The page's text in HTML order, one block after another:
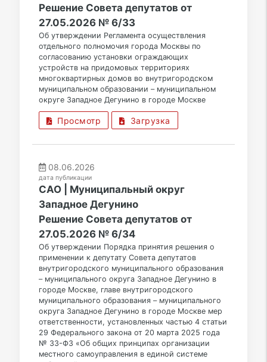
Решение Совета депутатов от
27.05.2026 № 6/33
Об утверждении Регламента осуществления
отдельного полномочия города Москвы по
согласованию установки ограждающих
устройств на придомовых территориях
многоквартирных домов во внутригородском
муниципальном образовании – муниципальном
округе Западное Дегунино в городе Москве
Просмотр Загрузка
08.06.2026
дата публикации
САО | Муниципальный округ
Западное Дегунино
Решение Совета депутатов от
27.05.2026 № 6/34
Об утверждении Порядка принятия решения о
применении к депутату Совета депутатов
внутригородского муниципального образования
– муниципального округа Западное Дегунино в
городе Москве, главе внутригородского
муниципального образования – муниципального
округа Западное Дегунино в городе Москве мер
ответственности, установленных частью 4 статьи
29 Федерального закона от 20 марта 2025 года
№ 33-ФЗ «Об общих принципах организации
местного самоуправления в единой системе